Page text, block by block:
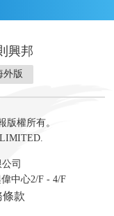
數字經濟
興邦
外版
版權所有。
司
中心2/F - 4/F
條款